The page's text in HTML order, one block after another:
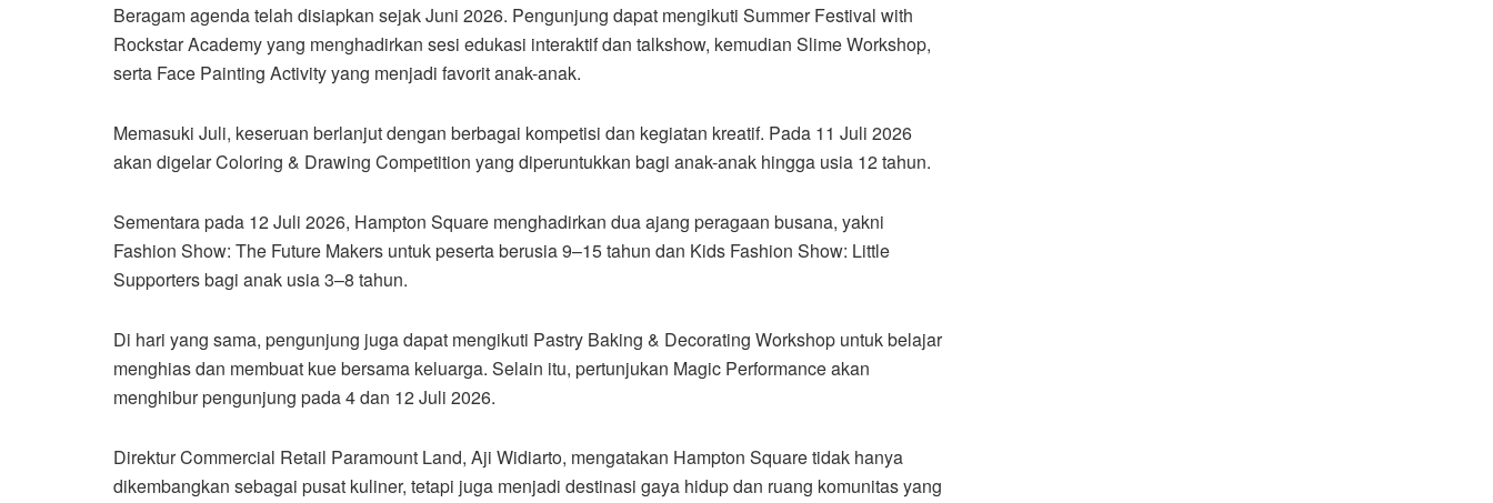
Beragam agenda telah disiapkan sejak Juni 2026. Pengunjung dapat mengikuti Summer Festival with
Rockstar Academy yang menghadirkan sesi edukasi interaktif dan talkshow, kemudian Slime Workshop,
serta Face Painting Activity yang menjadi favorit anak-anak.
Memasuki Juli, keseruan berlanjut dengan berbagai kompetisi dan kegiatan kreatif. Pada 11 Juli 2026
akan digelar Coloring & Drawing Competition yang diperuntukkan bagi anak-anak hingga usia 12 tahun.
Sementara pada 12 Juli 2026, Hampton Square menghadirkan dua ajang peragaan busana, yakni
Fashion Show: The Future Makers untuk peserta berusia 9–15 tahun dan Kids Fashion Show: Little
Supporters bagi anak usia 3–8 tahun.
Di hari yang sama, pengunjung juga dapat mengikuti Pastry Baking & Decorating Workshop untuk belajar
menghias dan membuat kue bersama keluarga. Selain itu, pertunjukan Magic Performance akan
menghibur pengunjung pada 4 dan 12 Juli 2026.
Direktur Commercial Retail Paramount Land, Aji Widiarto, mengatakan Hampton Square tidak hanya
dikembangkan sebagai pusat kuliner, tetapi juga menjadi destinasi gaya hidup dan ruang komunitas yang